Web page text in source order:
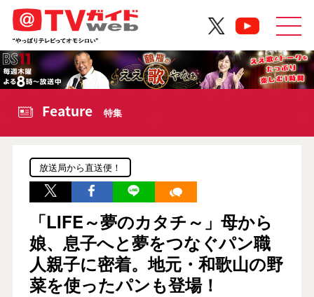
Feature 特集
放送局から直送便！
「LIFE～夢のカタチ～」母から
娘、息子へと夢をつなぐパン職
人親子に密着。地元・和歌山の野
菜を使ったパンも登場！